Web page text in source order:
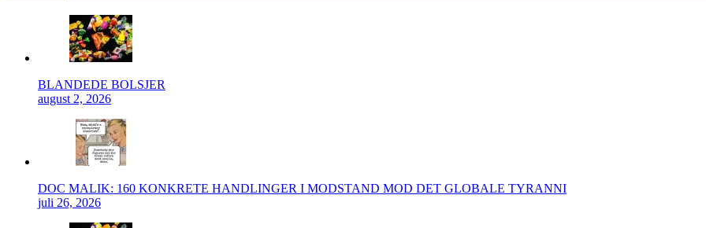
BLANDEDE BOLSJER
august 2, 2026
DOC MALIK: 160 KONKRETE HANDLINGER I MODSTAND MOD DET GLOBALE TYRANNI
juli 26, 2026